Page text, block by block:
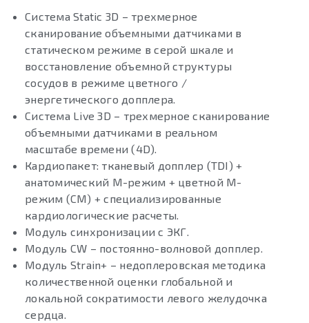
Система Static 3D – трехмерное
сканирование объемными датчиками в
статическом режиме в серой шкале и
восстановление объемной структуры
сосудов в режиме цветного /
энергетического допплера.
Система Live 3D – трехмерное сканирование
объемными датчиками в реальном
масштабе времени (4D).
Кардиопакет: тканевый допплер (TDI) +
анатомический М-режим + цветной М-
режим (CM) + специализированные
кардиологические расчеты.
Модуль синхронизации с ЭКГ.
Модуль CW – постоянно-волновой допплер.
Модуль Strain+ – недоплеровская методика
количественной оценки глобальной и
локальной сократимости левого желудочка
сердца.